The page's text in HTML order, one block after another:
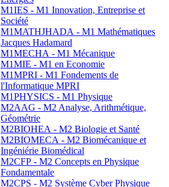
M1IES - M1 Innovation, Entreprise et
Société
M1MATHJHADA - M1 Mathématiques
Jacques Hadamard
M1MECHA - M1 Mécanique
M1MIE - M1 en Economie
M1MPRI - M1 Fondements de
l'Informatique MPRI
M1PHYSICS - M1 Physique
M2AAG - M2 Analyse, Arithmétique,
Géométrie
M2BIOHEA - M2 Biologie et Santé
M2BIOMECA - M2 Biomécanique et
Ingéniérie Biomédical
M2CFP - M2 Concepts en Physique
Fondamentale
M2CPS - M2 Système Cyber Physique